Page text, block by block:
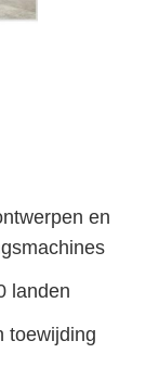
en
landen
toewijding